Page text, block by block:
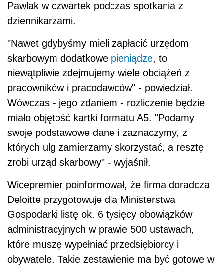
Pawlak w czwartek podczas spotkania z
dziennikarzami.
"Nawet gdybyśmy mieli zapłacić urzędom
skarbowym dodatkowe pieniądze, to
niewątpliwie zdejmujemy wiele obciążeń z
pracowników i pracodawców" - powiedział.
Wówczas - jego zdaniem - rozliczenie będzie
miało objętość kartki formatu A5. "Podamy
swoje podstawowe dane i zaznaczymy, z
których ulg zamierzamy skorzystać, a resztę
zrobi urząd skarbowy" - wyjaśnił.
Wicepremier poinformował, że firma doradcza
Deloitte przygotowuje dla Ministerstwa
Gospodarki listę ok. 6 tysięcy obowiązków
administracyjnych w prawie 500 ustawach,
które muszę wypełniać przedsiębiorcy i
obywatele. Takie zestawienie ma być gotowe w